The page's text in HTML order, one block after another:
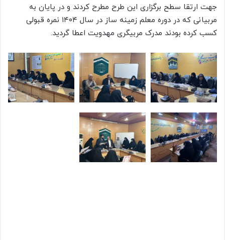
جهت ارتقا سطح برگزاری این طرح مطرح کردند و در پایان به
مربیانی که در دوره معلم زمینه ساز در سال ۱۴۰۴ نمره قبولی
کسب کرده بودند مدرک مربیگری مهدویت اعطا گردید.